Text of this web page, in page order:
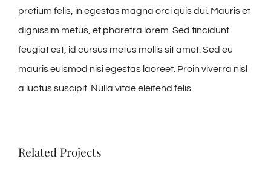
pretium felis, in egestas magna orci quis dui. Mauris et
dignissim metus, et pharetra lorem. Sed tincidunt
feugiat est, id cursus metus mollis sit amet. Sed eu
mauris euismod nisi egestas laoreet. Proin viverra nisl
a luctus suscipit. Nulla vitae eleifend felis.
Related Projects